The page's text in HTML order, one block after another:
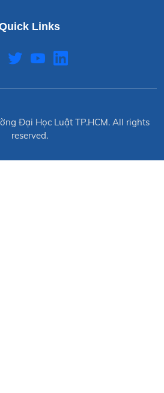
Links
Đại Học Luật TP.HCM. All rights
reserved.